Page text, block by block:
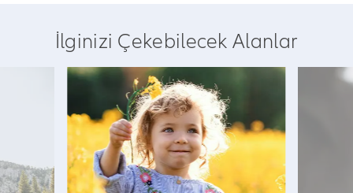
İlginizi Çekebilecek Alanlar